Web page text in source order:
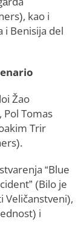
kao i
i Benisija del
Žao
Tomas
Trir
“Blue
(Bilo je
Veličanstveni),
i